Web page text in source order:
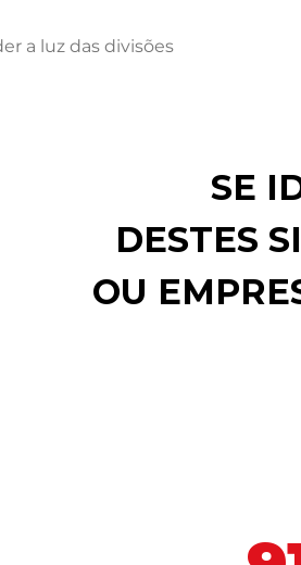
a luz das divisões
SE
DESTES
OU